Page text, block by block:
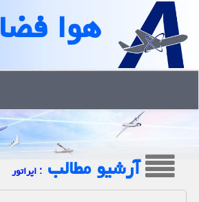
هوا فضا
آرشیو مطالب : اپراتور